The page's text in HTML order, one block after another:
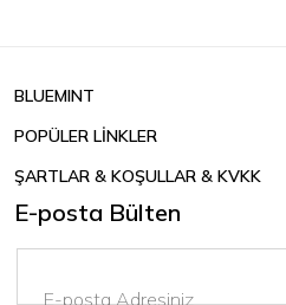
BLUEMINT
POPÜLER LİNKLER
ŞARTLAR & KOŞULLAR & KVKK
E-posta Bülten